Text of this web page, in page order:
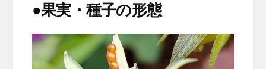
●果実・種子の形態